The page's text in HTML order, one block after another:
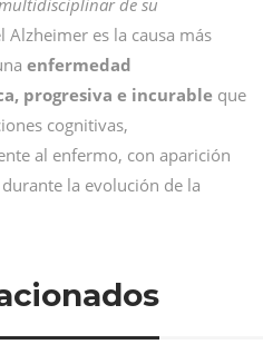
de su
Alzheimer es la causa más
enfermedad
progresiva e incurable que
cognitivas,
al enfermo, con aparición
la evolución de la